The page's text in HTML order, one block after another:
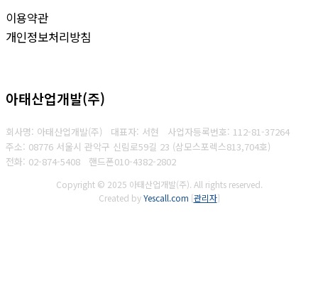
이용약관
개인정보처리방침
아태산업개발(주)
회사명: 아태산업개발(주) 대표자: 서현 사업자등록번호: 112-81-37264
주소: 08776 서울시 관악구 신림로59길 23 (삼모스포렉스813,704호)
전화: 02-874-5408
핸드폰010-4382-2802
Copyright © 2025 아태산업개발(주). All rights reserved.
Created byYescall.com [관리자]